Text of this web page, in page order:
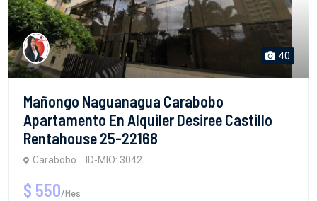
40
Mañongo Naguanagua Carabobo
Apartamento En Alquiler Desiree Castillo
Rentahouse 25-22168
Carabobo ID-MIO: 3042
$ 550/Mes